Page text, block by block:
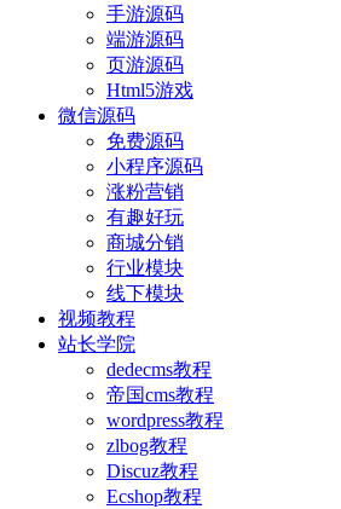
手游源码
端游源码
页游源码
Html5游戏
微信源码
免费源码
小程序源码
涨粉营销
有趣好玩
商城分销
行业模块
线下模块
视频教程
站长学院
dedecms教程
帝国cms教程
wordpress教程
zlbog教程
Discuz教程
Ecshop教程